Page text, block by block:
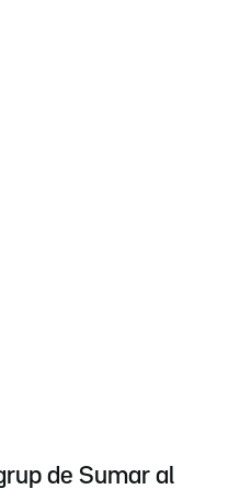
de Sumar al